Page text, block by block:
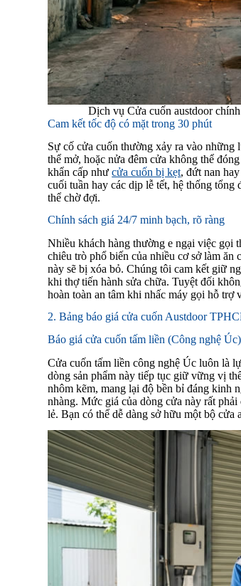
Dịch vụ Cửa cuốn austdoor
Cam kết tốc độ có mặt trong 30 phút
Sự cố cửa cuốn thường xảy ra vào
thể mở, hoặc nửa đêm cửa không thể
khẩn cấp nhưcửa cuốn bị kẹt, đứt nan
cuối tuần hay các dịp lễ tết, hệ thống
thể chờ đợi.
Chính sách giá 24/7 minh bạch, rõ ràng
Nhiều khách hàng thường e ngại việc gọi
chiêu trò phổ biến của nhiều cơ sở làm
này sẽ bị xóa bỏ. Chúng tôi cam kết giữ
khi thợ tiến hành sửa chữa. Tuyệt đối
hoàn toàn an tâm khi nhấc máy gọi hỗ trợ
2. Bảng báo giá cửa cuốn Austdoor
Báo giá cửa cuốn tấm liền (Công nghệ Úc)
Cửa cuốn tấm liền công nghệ Úc luôn là
dòng sản phẩm này tiếp tục giữ vững vị
nhôm kẽm, mang lại độ bền bỉ đáng kinh
nhàng. Mức giá của dòng cửa này rất
lẻ. Bạn có thể dễ dàng sở hữu một bộ cửa